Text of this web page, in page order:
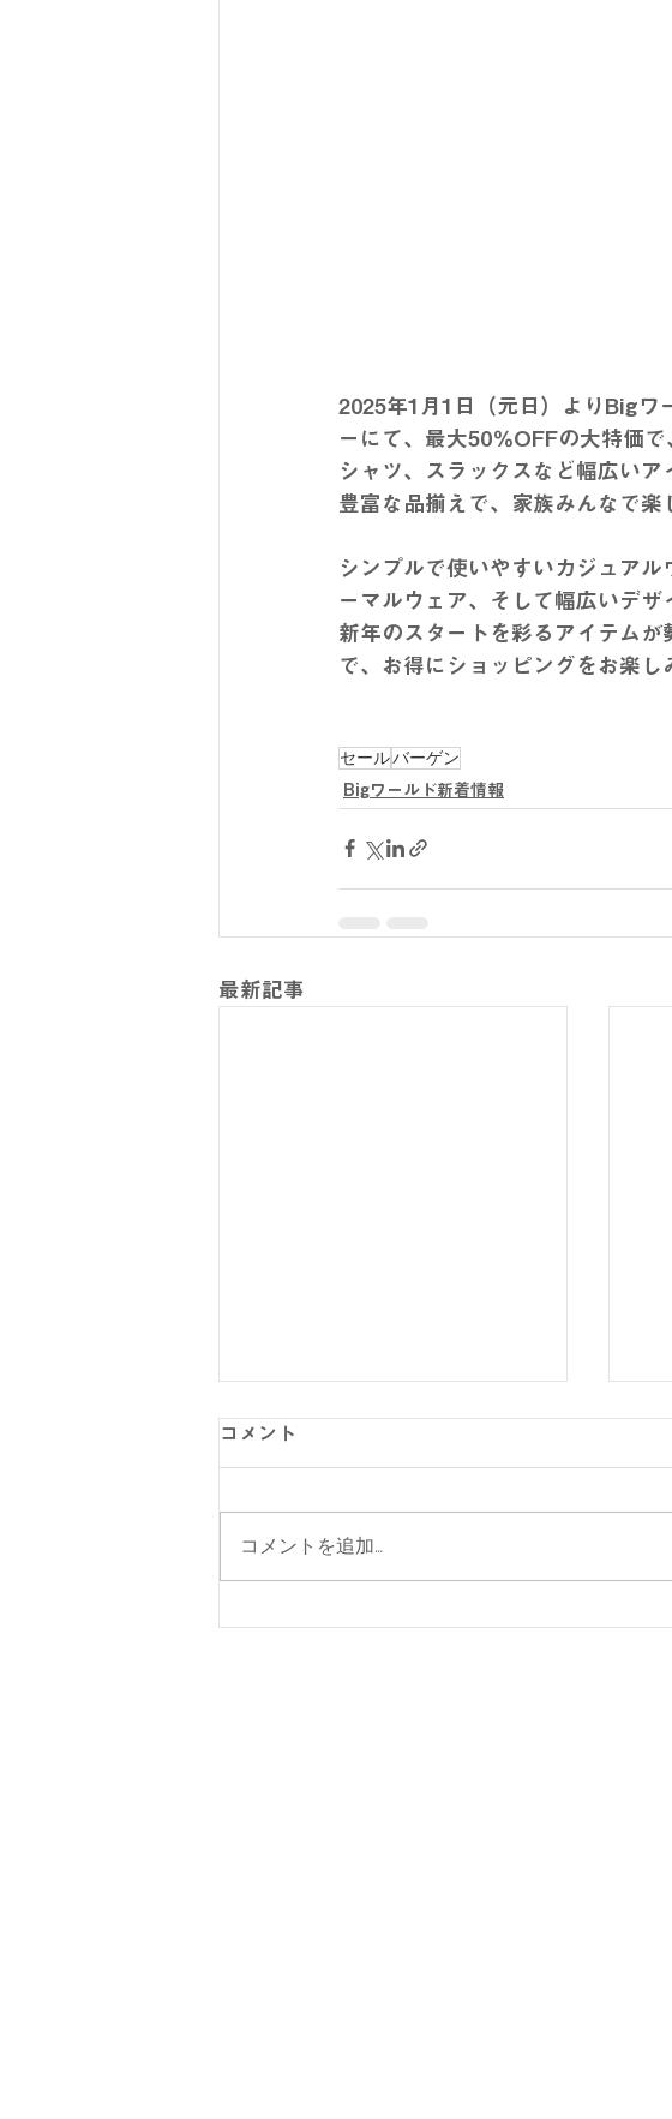
2025年1月1日（元日）よりBigワ
ーにて、最大50％OFFの大特価
シャツ、スラックスなど幅広い
豊富な品揃えで、家族みんなで楽
シンプルで使いやすいカジュア
ーマルウェア、そして幅広いデザ
新年のスタートを彩るアイテム
で、お得にショッピングをお楽し
セールバーゲン
Bigワールド新着情報
最新記事
【大きいサイズの方必見】快
【
コメント
コメントを追加…